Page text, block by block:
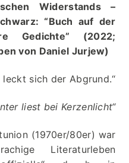
Widerstands –
“Buch auf der
Gedichte” (2022;
von Daniel Jurjew)
leckt sich der Abgrund.“
liest bei Kerzenlicht“
(1970er/80er) war
Literaturleben